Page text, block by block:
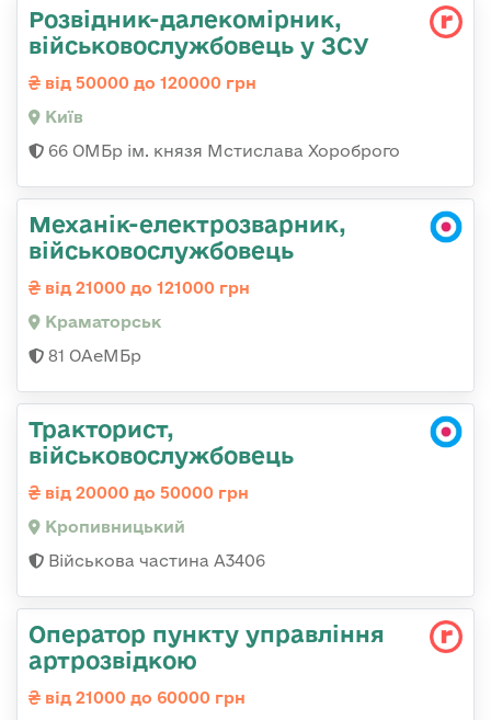
Розвідник-далекомірник,
військовослужбовець у ЗСУ
від 50000 до 120000 грн
Київ
66 ОМБр ім. князя Мстислава Хороброго
Механік-електрозварник,
військовослужбовець
від 21000 до 121000 грн
Краматорськ
81 ОАеМБр
Тракторист,
військовослужбовець
від 20000 до 50000 грн
Кропивницький
Військова частина А3406
Оператор пункту управління
артрозвідкою
від 21000 до 60000 грн